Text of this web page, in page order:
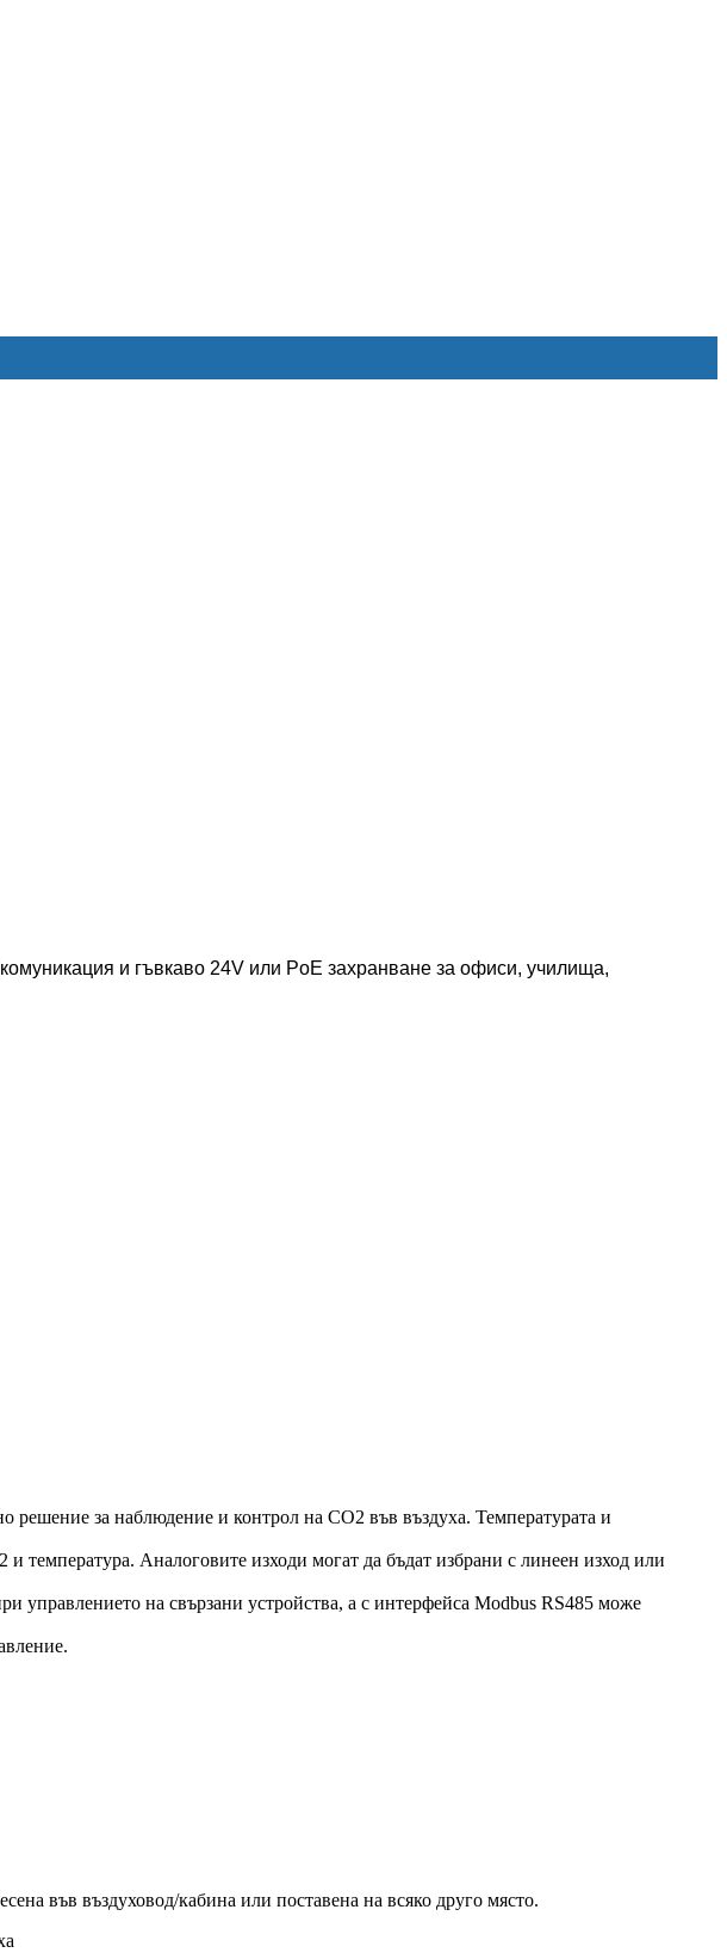
и гъвкаво 24V или PoE захранване за офиси, училища,
за наблюдение и контрол на CO2 във въздуха. Температурата и
температура. Аналоговите изходи могат да бъдат избрани с линеен изход или
управлението на свързани устройства, а с интерфейса Modbus RS485 може
във въздуховод/кабина или поставена на всяко друго място.